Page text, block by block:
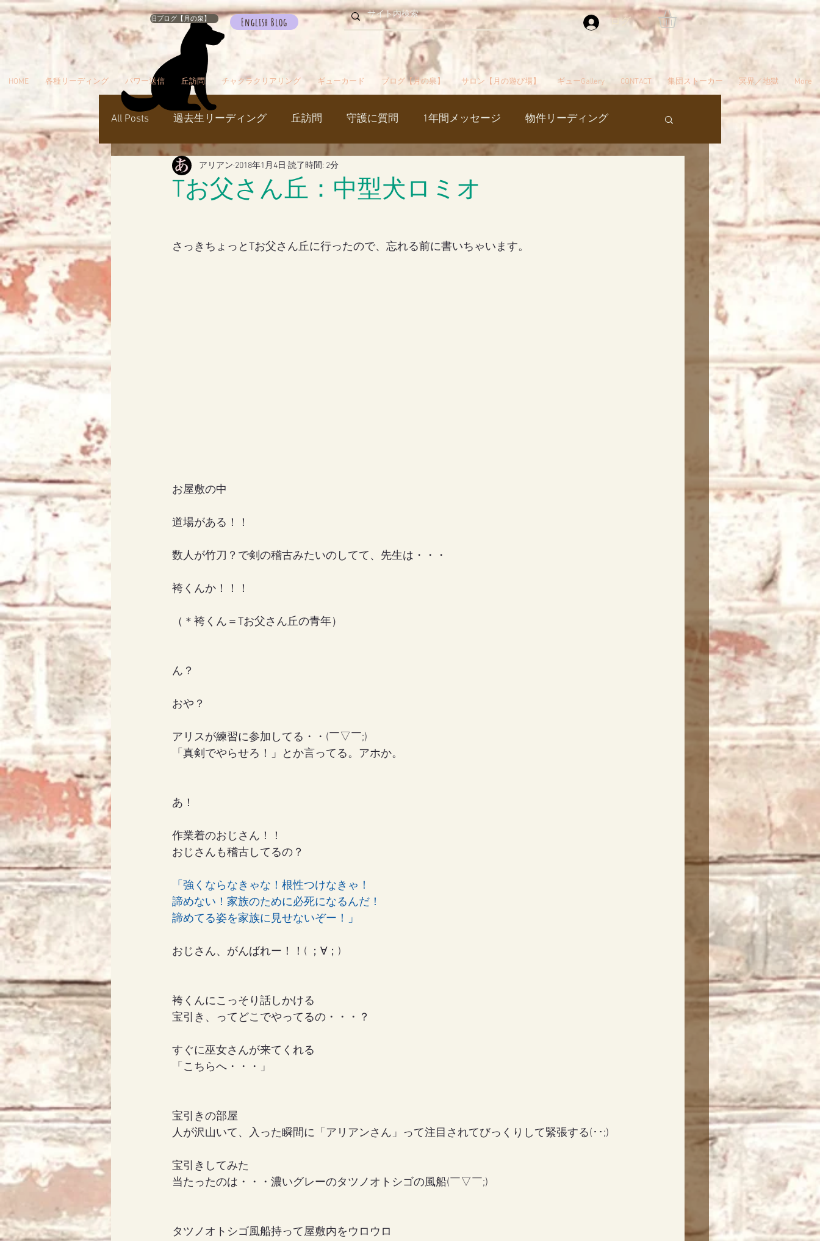
旧ブログ【月の泉】 English Blog ログイン
HOME 各種リーディング パワー送信 丘訪問 チャクラクリアリング ギューカード ブログ【月の泉】 サロン【月の遊び場】 ギューGallery CONTACT 集団ストーカー 冥界／地獄 More
All Posts 過去生リーディング 丘訪問 守護に質問 1年間メッセージ 物件リーディング
パワー送信 冥界 天国 カルマパターン
Tお父さん丘：中型犬ロミオ
アリアン 2018年1月4日 読了時間: 2分
さっきちょっとTお父さん丘に行ったので、忘れる前に書いちゃいます。
お屋敷の中
道場がある！！
数人が竹刀？で剣の稽古みたいのしてて、先生は・・・
袴くんか！！！
（＊袴くん＝Tお父さん丘の青年）
ん？
おや？
アリスが練習に参加してる・・(￣▽￣;)
「真剣でやらせろ！」とか言ってる。アホか。
あ！
作業着のおじさん！！
おじさんも稽古してるの？
「強くならなきゃな！根性つけなきゃ！
諦めない！家族のために必死になるんだ！
諦めてる姿を家族に見せないぞー！」
おじさん、がんばれー！！( ；∀；)
袴くんにこっそり話しかける
宝引き、ってどこでやってるの・・・？
すぐに巫女さんが来てくれる
「こちらへ・・・」
宝引きの部屋
人が沢山いて、入った瞬間に「アリアンさん」って注目されてびっくりして緊張する(･･;)
宝引きしてみた
当たったのは・・・濃いグレーのタツノオトシゴの風船(￣▽￣;)
タツノオトシゴ風船持って屋敷内をウロウロ